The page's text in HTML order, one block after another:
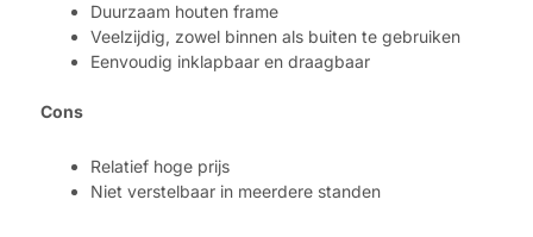
Duurzaam houten frame
Veelzijdig, zowel binnen als buiten te gebruiken
Eenvoudig inklapbaar en draagbaar
Cons
Relatief hoge prijs
Niet verstelbaar in meerdere standen